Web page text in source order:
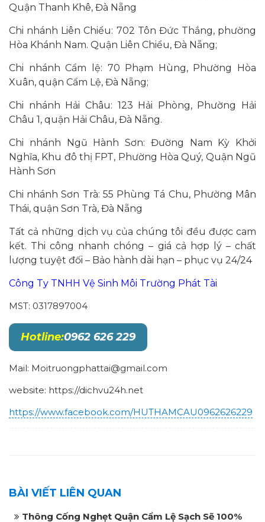
Quận Thanh Khê, Đà Nẵng
Chi nhánh Liên Chiểu: 702 Tôn Đức Thắng, phường
Hòa Khánh Nam. Quận Liên Chiểu, Đà Nẵng;
Chi nhánh Cẩm lệ: 70 Phạm Hùng, Phường Hòa
Xuân, quận Cẩm Lệ, Đà Nẵng;
Chi nhánh Hải Châu: 123 Hải Phòng, Phường Hải
Châu 1, quận Hải Châu, Đà Nẵng.
Chi nhánh Ngũ Hành Sơn: Đường Nam Kỳ Khởi
Nghĩa, Khu đô thị FPT, Phường Hòa Quý, Quận Ngũ
Hành Sơn
Chi nhánh Sơn Trà: 55 Phùng Tá Chu, Phường Mân
Thái, quận Sơn Trà, Đà Nẵng
Tất cả những dịch vụ của chúng tôi đều được cam
kết. Thi công nhanh chóng – giá cả hợp lý – chất
lượng tuyệt đối – Bảo hành dài hạn – phục vụ 24/24
Công Ty TNHH Vệ Sinh Môi Trường Phát Tài
MST: 0317897004
Hotline:0962 626 229
Mail: Moitruongphattai@gmail.com
website: https://dichvu24h.net
https://www.facebook.com/HUTHAMCAU0962626229
BÀI VIẾT LIÊN QUAN
Thông Cống Nghẹt Quận Cẩm Lệ Sạch Sẽ 100%